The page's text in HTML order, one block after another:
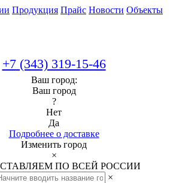
Продукция Прайс Новости Объекты
+7 (343) 319-15-46
Ваш город:
Ваш город
?
Нет
Да
Подробнее о доставке
Изменить город
×
ПО ВСЕЙ РОССИИ
×